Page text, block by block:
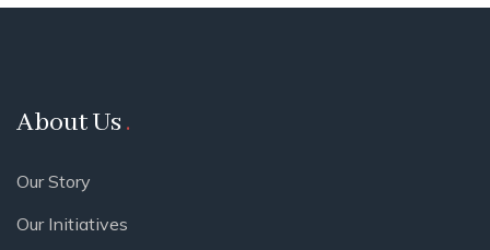
About Us
Our Story
Our Initiatives